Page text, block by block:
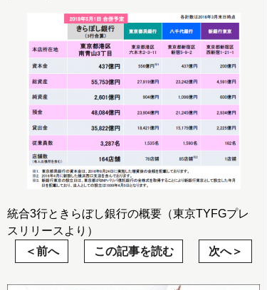
統合3行ときらぼし銀行の概要（東京TYFGプレ
スリリースより）
前へ
この記事を読む 次へ